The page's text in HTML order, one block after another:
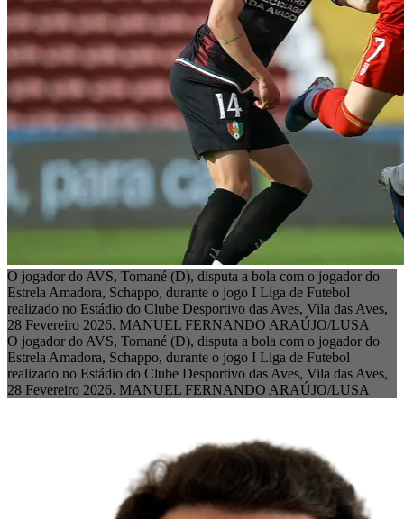
O jogador do AVS, Tomané (D), disputa a bola com o jogador do
Estrela Amadora, Schappo, durante o jogo I Liga de Futebol
realizado no Estádio do Clube Desportivo das Aves, Vila das Aves,
28 Fevereiro 2026. MANUEL FERNANDO ARAÚJO/LUSA
O jogador do AVS, Tomané (D), disputa a bola com o jogador do
Estrela Amadora, Schappo, durante o jogo I Liga de Futebol
realizado no Estádio do Clube Desportivo das Aves, Vila das Aves,
28 Fevereiro 2026. MANUEL FERNANDO ARAÚJO/LUSA